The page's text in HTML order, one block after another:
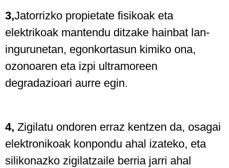
3,Jatorrizko propietate fisikoak eta
elektrikoak mantendu ditzake hainbat lan-
ingurunetan, egonkortasun kimiko ona,
ozonoaren eta izpi ultramoreen
degradazioari aurre egin.
4, Zigilatu ondoren erraz kentzen da, osagai
elektronikoak konpondu ahal izateko, eta
silikonazko zigilatzaile berria jarri ahal